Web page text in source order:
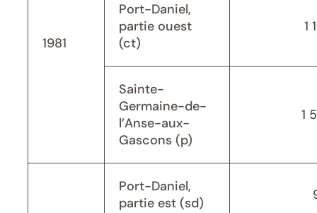
1981
Port-Daniel,
partie ouest
(ct)
1
Sainte-
Germaine-de-
l’Anse-aux-
Gascons (p)
1
Port-Daniel,
partie est (sd)